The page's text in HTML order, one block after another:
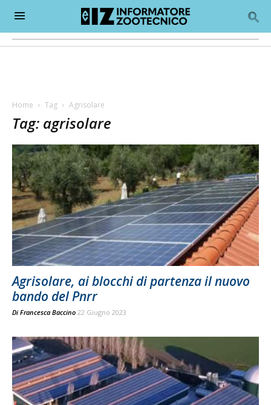
Home Tag Agrisolare
Tag: agrisolare
Agrisolare, ai blocchi di partenza il nuovo
bando del Pnrr
Di Francesca Baccino 22 Giugno 2023